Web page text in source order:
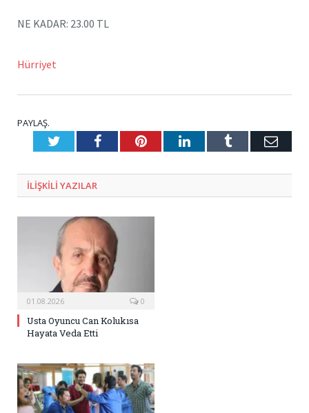
NE KADAR: 23.00 TL
Hürriyet
PAYLAŞ.
TwitterFacebookPinterestLinkedInTumblr E-
ILIŞKILI YAZILAR
01.08.2026 0
Usta Oyuncu Can Kolukısa
Hayata Veda Etti